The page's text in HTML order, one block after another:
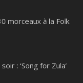
morceaux à la Folk
: ‘Song for Zula’